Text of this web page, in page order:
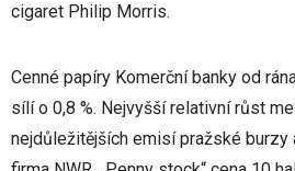
cigaret Philip Morris.
Cenné papíry Komerční banky od
sílí o 0,8 %. Nejvyšší relativní růst
nejdůležitějších emisí pražské burzy